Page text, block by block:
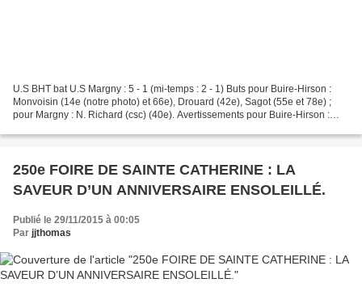
U.S BHT bat U.S Margny : 5 - 1 (mi-temps : 2 - 1) Buts pour Buire-Hirson :
Monvoisin (14e (notre photo) et 66e), Drouard (42e), Sagot (55e et 78e) ;
pour Margny : N. Richard (csc) (40e). Avertissements pour Buire-Hirson :
250e FOIRE DE SAINTE CATHERINE : LA
SAVEUR D’UN ANNIVERSAIRE ENSOLEILLÉ.
Publié le 29/11/2015 à 00:05
Par jjthomas